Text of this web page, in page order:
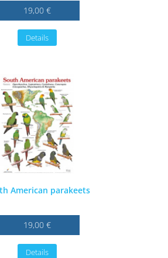
19,00 €
Details
American parakeets
19,00 €
Details